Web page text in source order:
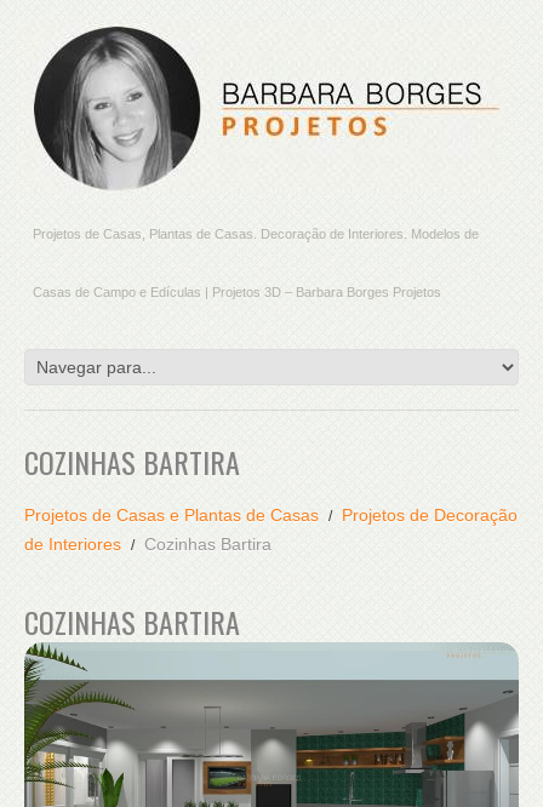
Projetos de Casas, Plantas de Casas. Decoração de Interiores. Modelos de
Casas de Campo e Edículas | Projetos 3D – Barbara Borges Projetos
COZINHAS BARTIRA
Projetos de Casas e Plantas de Casas
Projetos de Decoração
de Interiores
Cozinhas Bartira
COZINHAS BARTIRA